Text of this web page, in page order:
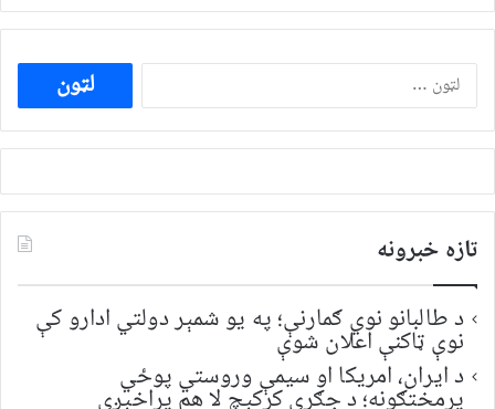
ددی
لپاره
لټون:
تازه خبرونه
د طالبانو نوي ګمارنې؛ په یو شمېر دولتي ادارو کې
نوې ټاکنې اعلان شوې
د ایران، امریکا او سیمې وروستي پوځي